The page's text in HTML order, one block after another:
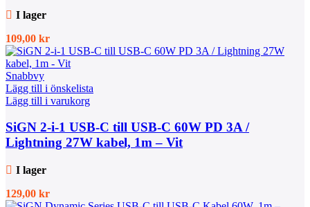
I lager
109,00 kr
Snabbvy
Lägg till i önskelista
Lägg till i varukorg
SiGN 2-i-1 USB-C till USB-C 60W PD 3A /
Lightning 27W kabel, 1m – Vit
I lager
129,00 kr